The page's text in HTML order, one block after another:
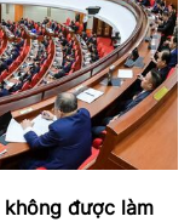
được làm